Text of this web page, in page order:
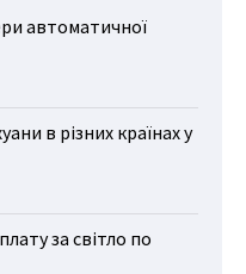
автоматичної
в різних країнах у
за світло по